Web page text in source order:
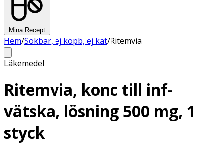
Mina Recept
Hem/Sökbar, ej köpb, ej kat/Ritemvia
Läkemedel
Ritemvia, konc till inf-
vätska, lösning 500 mg, 1
styck